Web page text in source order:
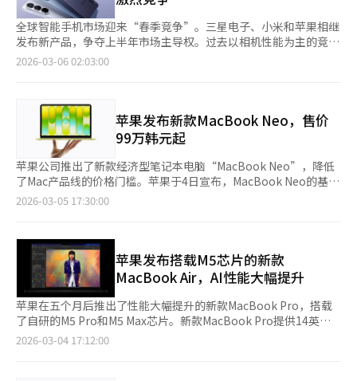
15名演员在展厅中表演，模糊现实与想象的界限。朴信阳称：“不
尝试就不知道是否会让人不适。”展览将持续至5月10日。
全球智能手机市场迎来“春季竞争”。三星电子、小米和苹果相继
发布新产品，争夺上半年市场主导权。过去以相机性能为主的竞争
点迅速转向围绕人工智能（AI）功能的技术较量。根据6日的行业
选择先发布经济型机型以观察市场反应。三星电子发布了下一代旗
舰“Galaxy S26”系列，力争在AI智能手机竞争中占据领先地位。
Galaxy S26包括基本、Plus和Ultra三款机型，搭载了高通最新
的“骁龙8 Elite 5代”移动芯片。相机功能也大幅提升。Ultra机
型配备了2亿像素广角相机和5000万像素10倍光学变焦长焦相机。
此外，还首次配备了“隐私显示”功能，防止侧面窥视。这款产品
的核心是AI。Galaxy S26应用了“Now Nudge”等多种AI功能，
能够理解用户的对话背景和日程，提供所需信息。AI在智能手机中
抗。在西班牙巴塞罗那举行的“移动世界大会（MWC）
2026”上，小米发布了旗舰智能手机“小米17”系列。高端机
型“小米17 Ultra”采用了1英寸级LOFIC主摄像头传感器，具有在
明亮环境下减少光晕和在黑暗环境中保持细节的HDR技术。还配备
了2亿像素长焦相机和5000万像素主摄像头，增强了相机竞争力。
芯片同样搭载了骁龙8 Elite 5代，提升了性能。电池容量为
6000mAh，厚度仅为8.29毫米。小米在三星发布新产品后立即推
出旗舰机型，显示出在全球市场正面竞争的决心。尤其是小米在韩
2026-03-06 02:03:00
苹果发布新款MacBook Neo，售价
99万韩元起
苹果公司推出了新款经济型笔记本电脑“MacBook Neo”，降低
了Mac产品线的价格门槛。苹果于4日宣布，MacBook Neo的基本
售价为99万韩元，教育版售价85万韩元。预订从当天开始，正式
色和柑橘色。该产品搭载苹果A18 Pro芯片，能够稳定地进行网页
浏览、内容流媒体和照片编辑等日常操作，部分任务性能比最新的
英特尔Core Ultra5笔记本快50%。设备上的AI处理速度提升了3
倍。电池续航最长可达16小时，采用无风扇设计，提供无噪音环
境。配备1080p FaceTime摄像头、双麦克风和支持空间音效的扬
声器。连接性也得到了增强，支持两个USB-C端口和耳机插孔，具
备WiFi 6E和蓝牙6等最新无线连接功能。操作系统为macOS
Tahoe，并支持与iPhone的连续性功能。约翰·特纳斯，苹果硬
2026-03-05 17:30:00
苹果发布搭载M5芯片的新款
MacBook Air，AI性能大幅提升
苹果在五个月后推出了性能大幅提升的新款MacBook Pro，搭载
了自研的M5 Pro和M5 Max芯片。新款MacBook Pro提供14英寸
和16英寸版本，保持轻量铝合金机身，采用新一代芯片提升性能和
2026-03-04 17:12:00